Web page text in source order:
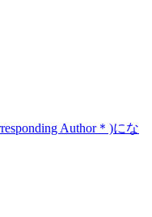
Author＊)にな